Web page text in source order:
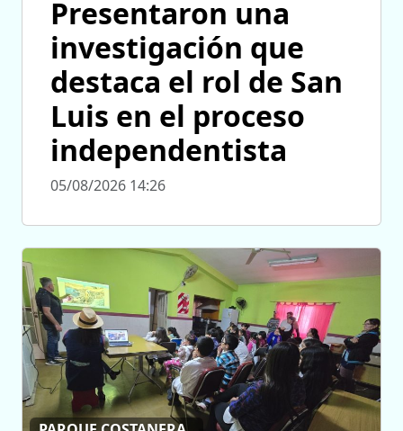
Presentaron una
investigación que
destaca el rol de San
Luis en el proceso
independentista
05/08/2026 14:26